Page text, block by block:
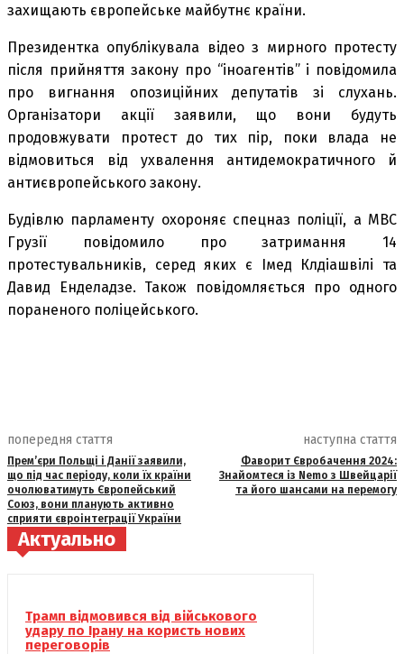
захищають європейське майбутнє країни.
Президентка опублікувала відео з мирного протесту
після прийняття закону про “іноагентів” і повідомила
про вигнання опозиційних депутатів зі слухань.
Організатори акції заявили, що вони будуть
продовжувати протест до тих пір, поки влада не
відмовиться від ухвалення антидемократичного й
антиєвропейського закону.
Будівлю парламенту охороняє спецназ поліції, а МВС
Грузії повідомило про затримання 14
протестувальників, серед яких є Імед Клдіашвілі та
Давид Енделадзе. Також повідомляється про одного
пораненого поліцейського.
попередня стаття
Прем’єри Польщі і Данії заявили,
що під час періоду, коли їх країни
очолюватимуть Європейський
Союз, вони планують активно
сприяти євроінтеграції України
наступна стаття
Фаворит Євробачення 2024:
Знайомтеся із Nemo з Швейцарії
та його шансами на перемогу
Актуально
Трамп відмовився від військового
удару по Ірану на користь нових
переговорів